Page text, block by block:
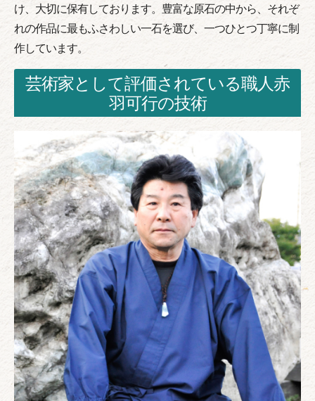
け、大切に保有しております。豊富な原石の中から、それぞ
れの作品に最もふさわしい一石を選び、一つひとつ丁寧に制
作しています。
芸術家として評価されている職人赤
羽可行の技術